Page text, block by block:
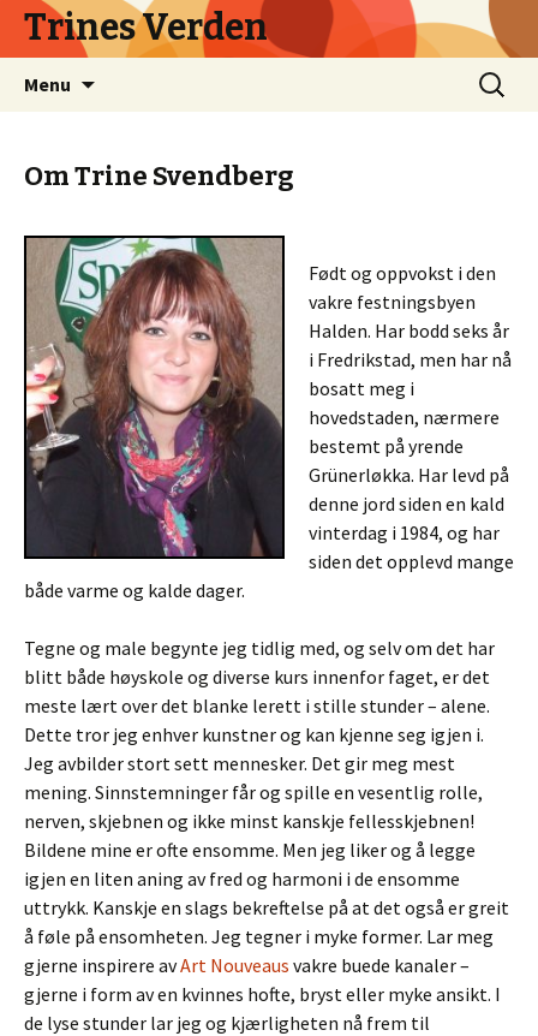
Trines Verden
Menu
Search
for:
Om Trine Svendberg
Født og oppvokst i den
vakre festningsbyen
Halden. Har bodd seks år
i Fredrikstad, men har nå
bosatt meg i
hovedstaden, nærmere
bestemt på yrende
Grünerløkka. Har levd på
denne jord siden en kald
vinterdag i 1984, og har
siden det opplevd mange
både varme og kalde dager.
Tegne og male begynte jeg tidlig med, og selv om det har
blitt både høyskole og diverse kurs innenfor faget, er det
meste lært over det blanke lerett i stille stunder – alene.
Dette tror jeg enhver kunstner og kan kjenne seg igjen i.
Jeg avbilder stort sett mennesker. Det gir meg mest
mening. Sinnstemninger får og spille en vesentlig rolle,
nerven, skjebnen og ikke minst kanskje fellesskjebnen!
Bildene mine er ofte ensomme. Men jeg liker og å legge
igjen en liten aning av fred og harmoni i de ensomme
uttrykk. Kanskje en slags bekreftelse på at det også er greit
å føle på ensomheten. Jeg tegner i myke former. Lar meg
gjerne inspirere avArt Nouveaus vakre buede kanaler –
gjerne i form av en kvinnes hofte, bryst eller myke ansikt. I
de lyse stunder lar jeg og kjærligheten nå frem til